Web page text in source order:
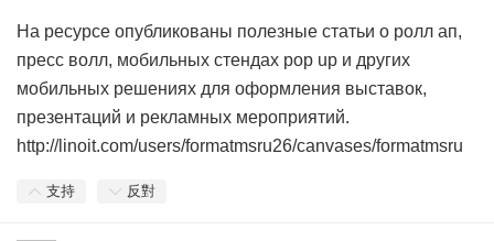
На ресурсе опубликованы полезные статьи о ролл ап,
пресс волл, мобильных стендах pop up и других
мобильных решениях для оформления выставок,
презентаций и рекламных мероприятий.
http://linoit.com/users/formatmsru26/canvases/formatmsru
支持 反對